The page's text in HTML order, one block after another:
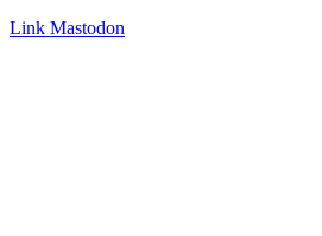
Link Mastodon